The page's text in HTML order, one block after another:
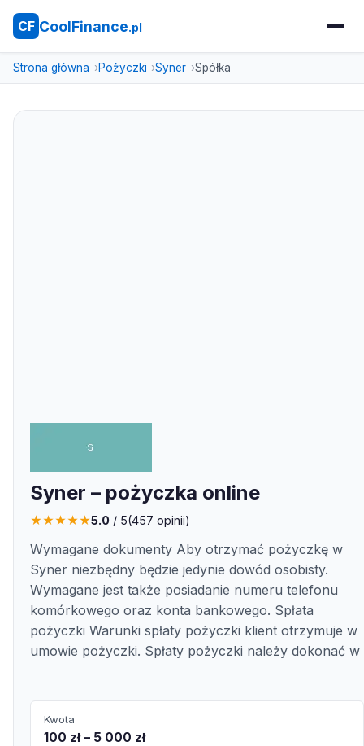
CF CoolFinance.pl
Strona główna Pożyczki Syner Spółka
Syner – pożyczka online
★★★★★5.0 / 5(457 opinii)
Wymagane dokumenty Aby otrzymać pożyczkę w
Syner niezbędny będzie jedynie dowód osobisty.
Wymagane jest także posiadanie numeru telefonu
komórkowego oraz konta bankowego. Spłata
pożyczki Warunki spłaty pożyczki klient otrzymuje w
umowie pożyczki. Spłaty pożyczki należy dokonać w
Kwota
100 zł – 5 000 zł